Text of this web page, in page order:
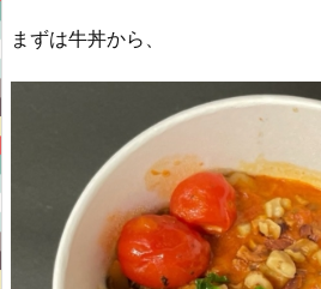
まずは牛丼から、